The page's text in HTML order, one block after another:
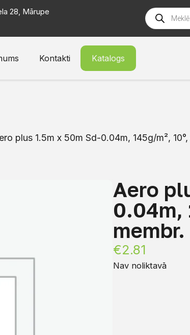
28, Mārupe
Kontakti Katalogs
plus 1.5m x 50m Sd-0.04m, 145g/m²,
Aero
0.04m,
membr.
€2.81
Nav noliktavā